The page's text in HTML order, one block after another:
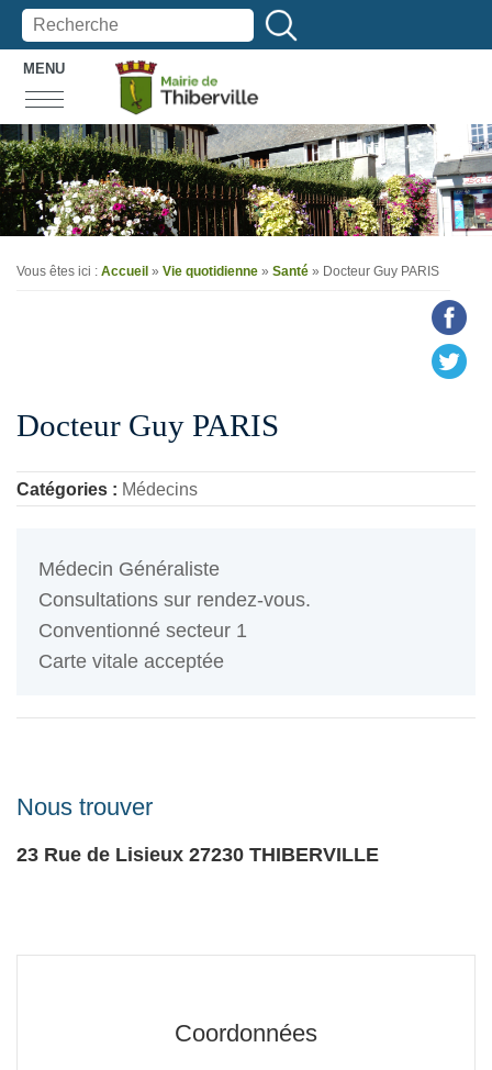
MENU
Vous êtes ici : Accueil » Vie quotidienne » Santé » Docteur Guy PARIS
Docteur Guy PARIS
Catégories : Médecins
Médecin Généraliste
Consultations sur rendez-vous.
Conventionné secteur 1
Carte vitale acceptée
Nous trouver
23 Rue de Lisieux 27230 THIBERVILLE
Coordonnées